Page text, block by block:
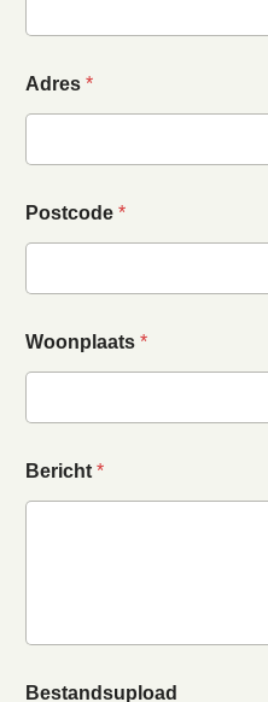
Adres *
Postcode *
Woonplaats *
Bericht *
Bestandsupload